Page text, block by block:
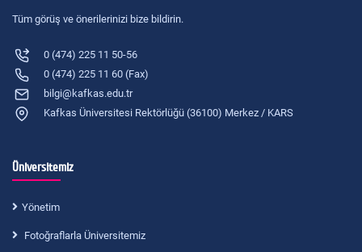
Tüm görüş ve önerilerinizi bize bildirin.
0 (474) 225 11 50-56
0 (474) 225 11 60 (Fax)
bilgi@kafkas.edu.tr
Kafkas Üniversitesi Rektörlüğü (36100) Merkez / KARS
Üniversitemiz
Yönetim
Fotoğraflarla Üniversitemiz